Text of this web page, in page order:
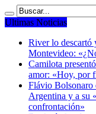
Ultimas Noticias
River lo descartó
Montevideo:
Camilota
amor: «Hoy, por
Flávio Bolsonaro
Argentina y a su
confrontación»